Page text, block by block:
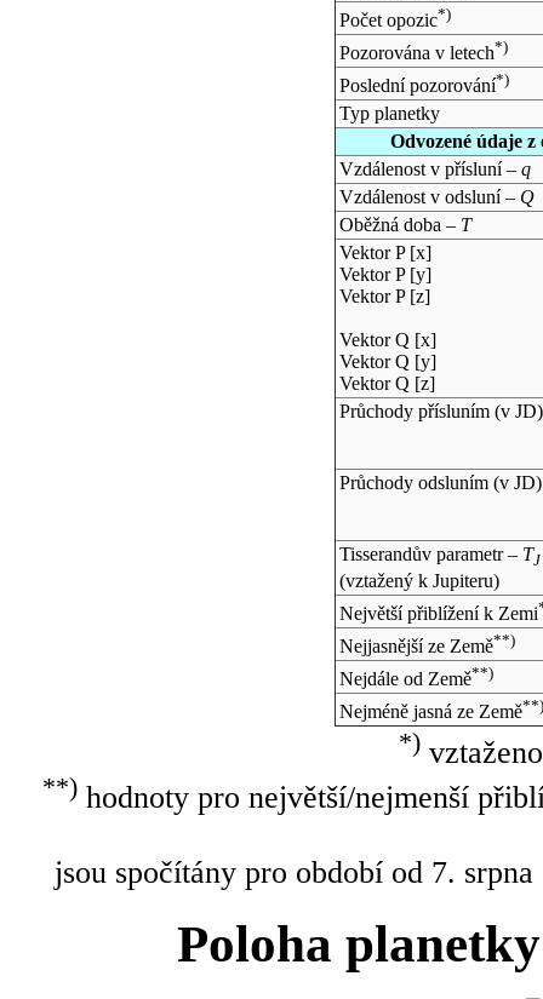
Počet opozic*)
Pozorována v letech*)
Poslední pozorování*)
Typ planetky
Odvozené údaje
Vzdálenost v přísluní – q
Vzdálenost v odsluní – Q
Oběžná doba – T
Vektor P [x]
Vektor P [y]
Vektor P [z]
Vektor Q [x]
Vektor Q [y]
Vektor Q [z]
Průchody přísluním (v JD)
Průchody odsluním (v JD)
Tisserandův parametr – TJ
(vztažený k Jupiteru)
Největší přiblížení k Zemi
Nejjasnější ze Země**)
Nejdále od Země**)
Nejméně jasná ze Země**)
*)
**)hodnoty pro největší/nejmenší
jsou spočítány pro období od 7.
Poloha